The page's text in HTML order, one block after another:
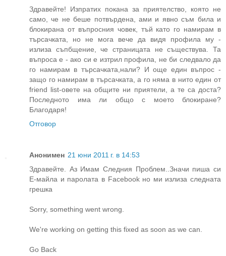
Здравейте! Изпратих покана за приятелство, която не
само, че не беше потвърдена, ами и явно съм била и
блокирана от въпросния човек, тъй като го намирам в
търсачката, но не мога вече да видя профила му -
излиза съпбщение, че страницата не съществува. Та
въпроса е - ако си е изтрил профила, не би следвало да
го намирам в търсачката,нали? И още един въпрос -
защо го намирам в търсачката, а го няма в нито един от
friend list-овете на общите ни приятели, а те са доста?
Последното има ли общо с моето блокиране?
Благодаря!
Отговор
Анонимен 21 юни 2011 г. в 14:53
Здравейте. Аз Имам Следния Проблем..Значи пиша си
Е-майла и паролата в Facebook но ми излиза следната
грешка
Sorry, something went wrong.
We're working on getting this fixed as soon as we can.
Go Back